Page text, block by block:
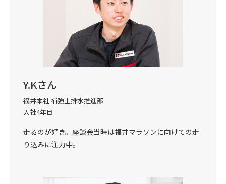
Y.Kさん
福井本社 補強土排水推進部
入社4年目
走るのが好き。座談会当時は福井マラソンに向けての走
り込みに注力中。